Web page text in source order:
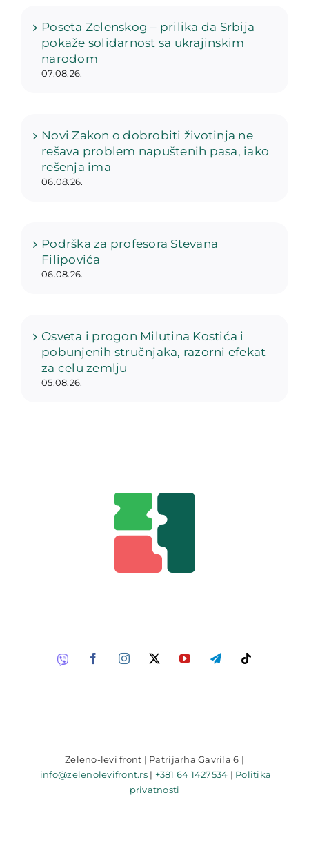
Poseta Zelenskog – prilika da Srbija
pokaže solidarnost sa ukrajinskim
narodom
07.08.26.
Novi Zakon o dobrobiti životinja ne
rešava problem napuštenih pasa, iako
rešenja ima
06.08.26.
Podrška za profesora Stevana
Filipovića
06.08.26.
Osveta i progon Milutina Kostića i
pobunjenih stručnjaka, razorni efekat
za celu zemlju
05.08.26.
Zeleno-levi front | Patrijarha Gavrila 6 |
info@zelenolevifront.rs| +381 64 1427534 | Politika
privatnosti